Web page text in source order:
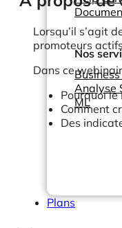
Nos
Analyse
ML
Plans
Lorsqu’il s’agit
promoteurs
Dans ce
Pourquoi
Comment
Des